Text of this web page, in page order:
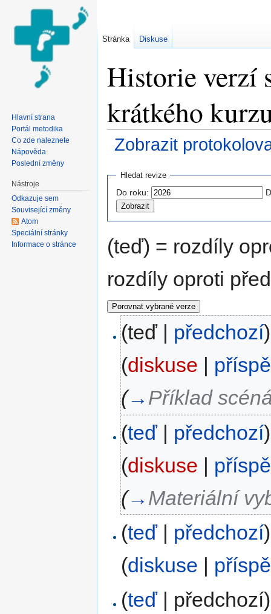
Historie verzí
krátkého
Zobrazit
Hledat revize
Do roku:
(teď) = rozdíly
rozdíly oproti
(teď | předchozí)
(diskuse |
(→ Příklad
(teď| předchozí)
(diskuse |
(→ Materiální
(teď| předchozí)
(diskuse |
(teď| předchozí)
Stránka Diskuse
Hlavní strana
Portál metodika
Co zde naleznete
Nápověda
Poslední změny
Nástroje
Odkazuje sem
Související změny
Atom
Speciální stránky
Informace o stránce